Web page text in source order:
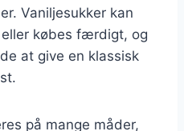
Vaniljesukker kan
købes færdigt, og
at give en klassisk
på mange måder,